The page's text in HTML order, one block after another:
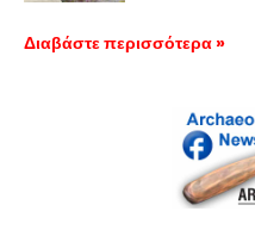
Διαβάστε περισσότερα »